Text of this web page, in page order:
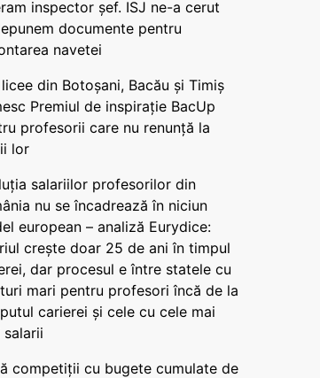
inspector șef. ISJ ne-a cerut
documente pentru
navetei
din Botoșani, Bacău și Timiș
Premiul de inspirație BacUp
profesorii care nu renunță la
lor
salariilor profesorilor din
nu se încadrează în niciun
european – analiză Eurydice:
crește doar 25 de ani în timpul
dar procesul e între statele cu
mari pentru profesori încă de la
carierei și cele cu cele mai
salarii
competiții cu bugete cumulate de